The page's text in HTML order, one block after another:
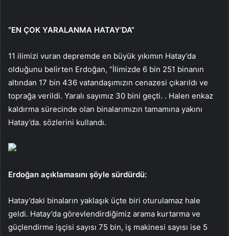
“EN ÇOK YARALANMA HATAY’DA”
11 ilimizi vuran depremde en büyük yıkımın Hatay’da
olduğunu belirten Erdoğan, “İlimizde 6 bin 251 binanın
altından 17 bin 436 vatandaşımızın cenazesi çıkarıldı ve
toprağa verildi. Yaralı sayımız 30 bini geçti. . Halen enkaz
kaldırma sürecinde olan binalarımızın tamamına yakını
Hatay’da. sözlerini kullandı.
Erdoğan açıklamasını şöyle sürdürdü:
Hatay’daki binaların yaklaşık üçte biri oturulamaz hale
geldi. Hatay’da görevlendirdiğimiz arama kurtarma ve
güçlendirme işçisi sayısı 75 bin, iş makinesi sayısı ise 5